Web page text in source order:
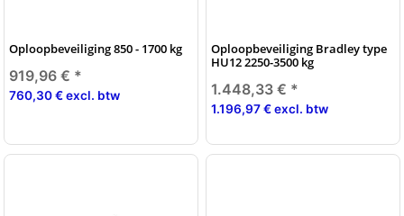
Oploopbeveiliging 850 - 1700 kg
919,96 € *
760,30 € excl. btw
Oploopbeveiliging Bradley type
HU12 2250-3500 kg
1.448,33 € *
1.196,97 € excl. btw